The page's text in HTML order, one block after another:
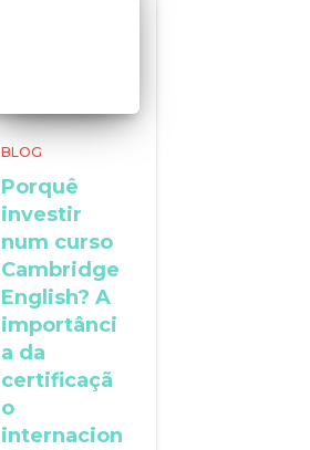
BLOG
Porquê
investir
num curso
Cambridge
English? A
importânci
a da
certificaçã
o
internacion